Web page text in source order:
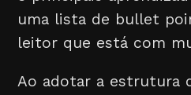
uma lista de bullet
leitor que está com
Ao adotar a estrutura